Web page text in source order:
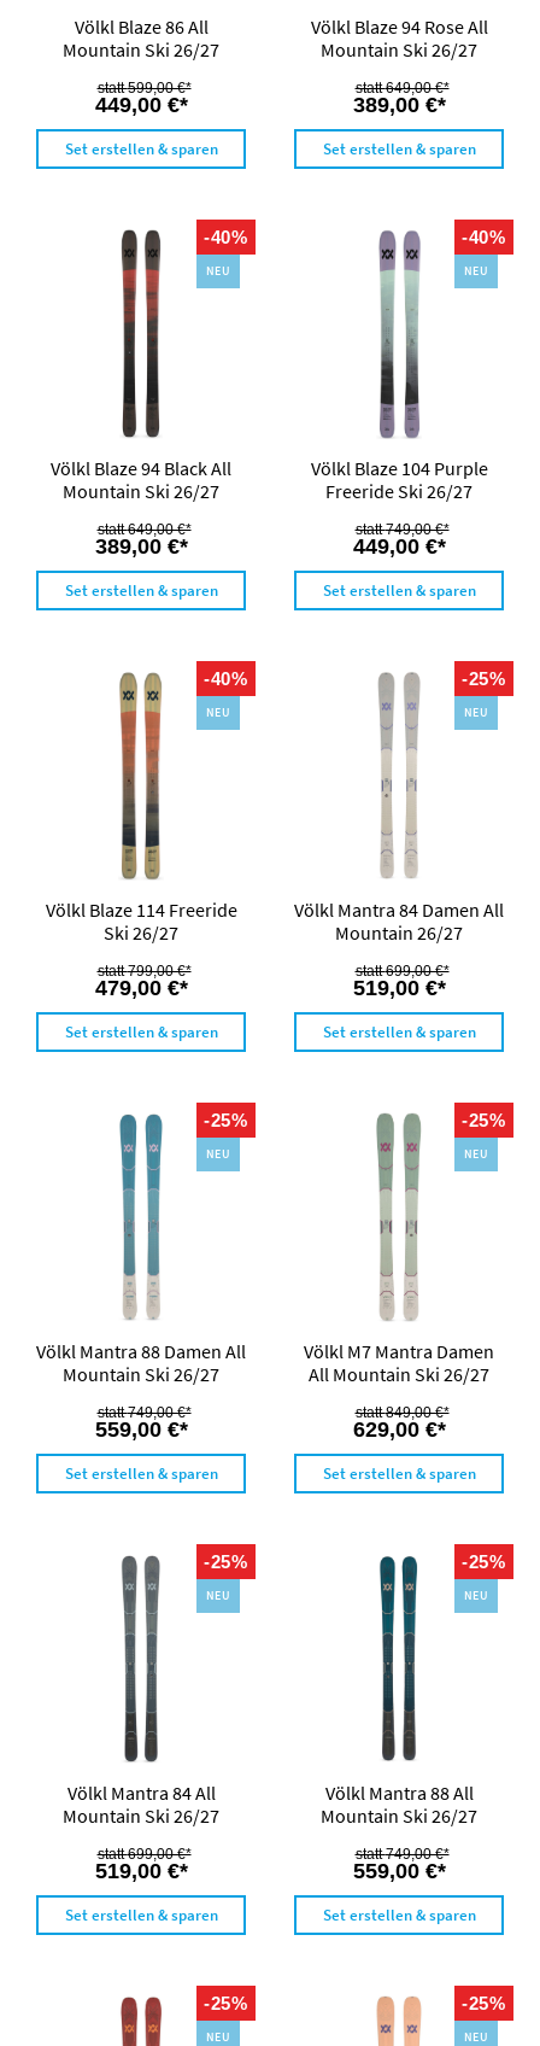
Völkl Blaze 86 All
Mountain Ski 26/27
449,00 €*
599,00 €*
Set erstellen & sparen
Völkl Blaze 94 Rose All
Mountain Ski 26/27
389,00 €*
649,00 €*
Set erstellen & sparen
-40%
NEU
Völkl Blaze 94 Black All
Mountain Ski 26/27
389,00 €*
649,00 €*
Set erstellen & sparen
-40%
NEU
Völkl Blaze 104 Purple
Freeride Ski 26/27
449,00 €*
749,00 €*
Set erstellen & sparen
-40%
NEU
Völkl Blaze 114 Freeride
Ski 26/27
479,00 €*
799,00 €*
Set erstellen & sparen
-25%
NEU
Völkl Mantra 84 Damen All
Mountain 26/27
519,00 €*
699,00 €*
Set erstellen & sparen
-25%
NEU
Völkl Mantra 88 Damen All
Mountain Ski 26/27
559,00 €*
749,00 €*
Set erstellen & sparen
-25%
NEU
Völkl M7 Mantra Damen
All Mountain Ski 26/27
629,00 €*
849,00 €*
Set erstellen & sparen
-25%
NEU
Völkl Mantra 84 All
Mountain Ski 26/27
519,00 €*
699,00 €*
Set erstellen & sparen
-25%
NEU
Völkl Mantra 88 All
Mountain Ski 26/27
559,00 €*
749,00 €*
Set erstellen & sparen
-25%
NEU
-25%
NEU